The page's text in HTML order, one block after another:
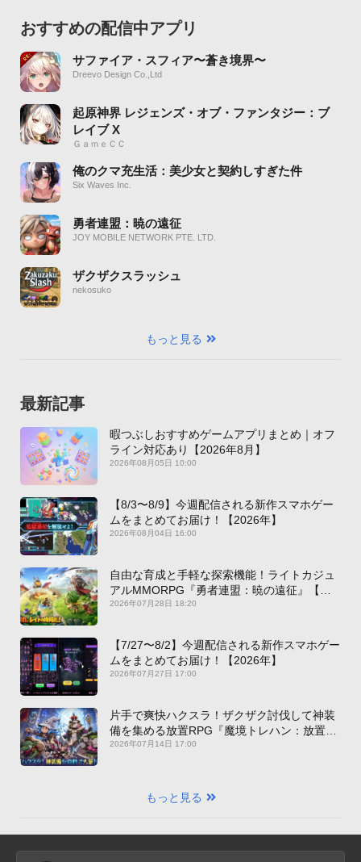
おすすめの配信中アプリ
サファイア・スフィア〜蒼き境界〜
Dreevo Design Co.,Ltd
起原神界 レジェンズ・オブ・ファンタジー：ブ
レイブ X
ＧａｍｅＣＣ
俺のクマ充生活：美少女と契約しすぎた件
Six Waves Inc.
勇者連盟：暁の遠征
JOY MOBILE NETWORK PTE. LTD.
ザクザクスラッシュ
nekosuko
もっと見る
最新記事
暇つぶしおすすめゲームアプリまとめ｜オフ
ライン対応あり【2026年8月】
2026年08月05日 10:00
【8/3〜8/9】今週配信される新作スマホゲー
ムをまとめてお届け！【2026年】
2026年08月04日 16:00
自由な育成と手軽な探索機能！ライトカジュ
アルMMORPG『勇者連盟：暁の遠征』【最
新作PICKUP】
2026年07月28日 18:20
【7/27〜8/2】今週配信される新作スマホゲー
ムをまとめてお届け！【2026年】
2026年07月27日 17:00
片手で爽快ハクスラ！ザクザク討伐して神装
備を集める放置RPG『魔境トレハン：放置で
神装備』【最新作PICKUP】
2026年07月14日 17:00
もっと見る